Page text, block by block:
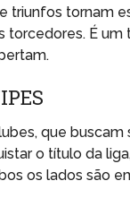
triunfos tornam
torcedores. É um
que buscam
o título da
os lados são